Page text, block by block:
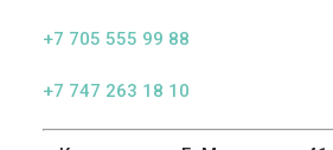
+7 705 555 99 88
+7 747 263 18 10